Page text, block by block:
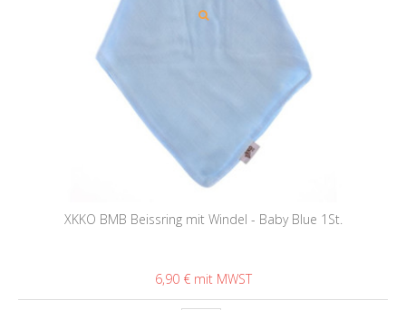
XKKO BMB Beissring mit Windel - Baby Blue 1St.
6,90 €